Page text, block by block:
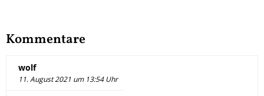
Kommentare
wolf
11. August 2021 um 13:54 Uhr